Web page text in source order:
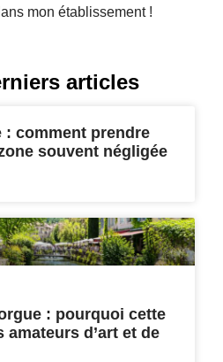
mon établissement !
articles
: comment prendre
souvent négligée
: pourquoi cette
d’art et de